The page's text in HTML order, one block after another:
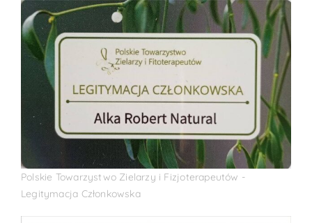
Polskie Towarzystwo Zielarzy i Fizjoterapeutów -
Legitymacja Członkowska